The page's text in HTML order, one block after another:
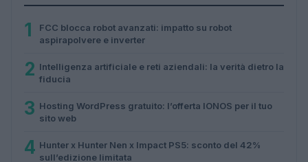
1
FCC blocca robot avanzati: impatto su robot
aspirapolvere e inverter
2 Intelligenza artificiale e reti aziendali: la verità dietro la
fiducia
3 Hosting WordPress gratuito: l’offerta IONOS per il tuo
sito web
4 Hunter x Hunter Nen x Impact PS5: sconto del 42%
sull’edizione limitata